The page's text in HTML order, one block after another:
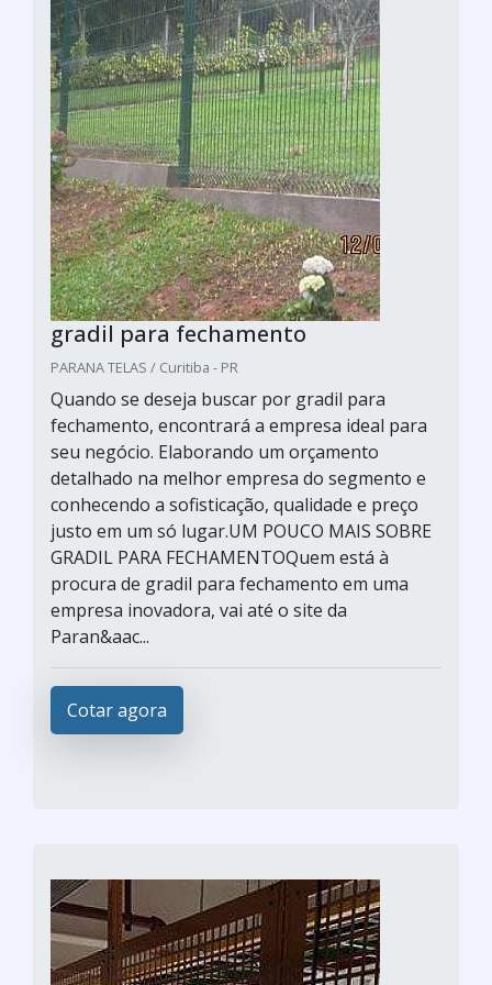
gradil para fechamento
PARANA TELAS / Curitiba - PR
Quando se deseja buscar por gradil para
fechamento, encontrará a empresa ideal para
seu negócio. Elaborando um orçamento
detalhado na melhor empresa do segmento e
conhecendo a sofisticação, qualidade e preço
justo em um só lugar.UM POUCO MAIS SOBRE
GRADIL PARA FECHAMENTOQuem está à
procura de gradil para fechamento em uma
empresa inovadora, vai até o site da
Paran&aac...
Cotar agora